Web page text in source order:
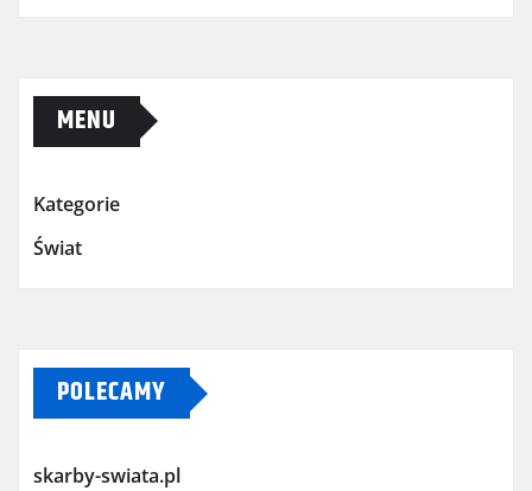
MENU
Kategorie
Świat
POLECAMY
skarby-swiata.pl